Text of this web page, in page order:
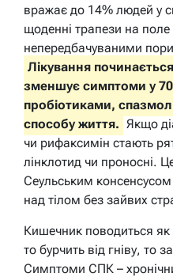
вражає до 14% людей у
щоденні трапези на
непередбачуваними
Лікування
зменшує симптоми у
пробіотиками,
способу життя. Якщо
чи рифаксимін стають
лінклотид чи проносні.
Сеульським
над тілом без зайвих
Кишечник поводиться як
то бурчить від гніву, то
Симптоми СПК –